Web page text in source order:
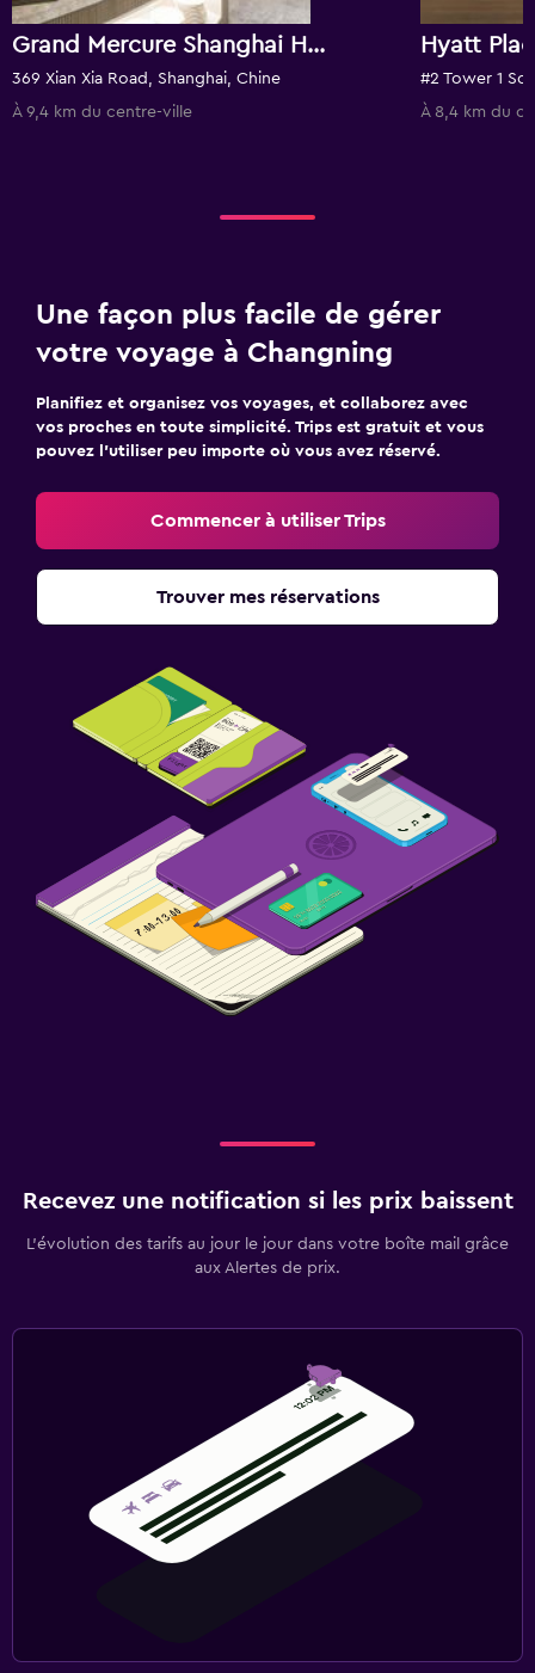
Grand Mercure Shanghai Hongqiao
369 Xian Xia Road, Shanghai, Chine
À 9,4 km du centre-ville
À 8,4 km du
Une façon plus facile de gérer
votre voyage à Changning
Planifiez et organisez vos voyages, et collaborez avec
vos proches en toute simplicité. Trips est gratuit et vous
pouvez l’utiliser peu importe où vous avez réservé.
Commencer à utiliser Trips
Trouver mes réservations
Recevez une notification si les prix baissent
L’évolution des tarifs au jour le jour dans votre boîte mail grâce
aux Alertes de prix.